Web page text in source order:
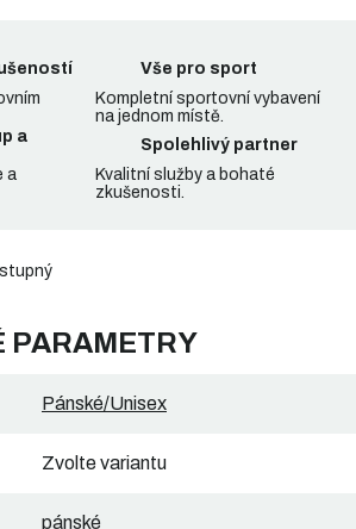
Vše pro sport
Kompletní sportovní vybavení
na jednom místě.
a
a
Spolehlivý partner
Kvalitní služby a bohaté
zkušenosti.
PARAMETRY
Pánské/Unisex
Zvolte variantu
pánské